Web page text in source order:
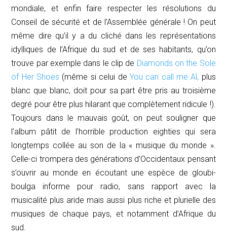
mondiale, et enfin faire respecter les résolutions du
Conseil de sécurité et de l’Assemblée générale ! On peut
même dire qu’il y a du cliché dans les représentations
idylliques de l’Afrique du sud et de ses habitants, qu’on
trouve par exemple dans le clip de Diamonds on the Sole
of Her Shoes (même si celui de You can call me Al, plus
blanc que blanc, doit pour sa part être pris au troisième
degré pour être plus hilarant que complètement ridicule !).
Toujours dans le mauvais goût, on peut souligner que
l’album pâtit de l’horrible production eighties qui sera
longtemps collée au son de la « musique du monde ».
Celle-ci trompera des générations d’Occidentaux pensant
s’ouvrir au monde en écoutant une espèce de gloubi-
boulga informe pour radio, sans rapport avec la
musicalité plus aride mais aussi plus riche et plurielle des
musiques de chaque pays, et notamment d’Afrique du
sud.